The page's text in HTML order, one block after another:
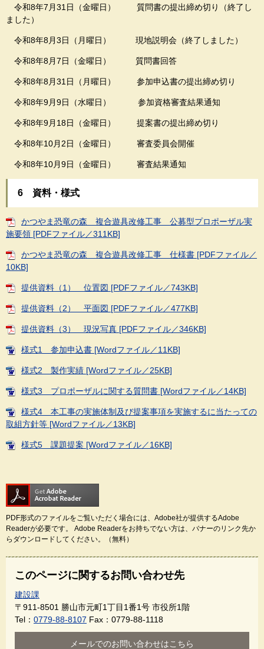
令和8年7月31日（金曜日） 質問書の提出締め切り（終了し
ました）
令和8年8月3日（月曜日） 現地説明会（終了しました）
令和8年8月7日（金曜日） 質問書回答
令和8年8月31日（月曜日） 参加申込書の提出締め切り
令和8年9月9日（水曜日） 参加資格審査結果通知
令和8年9月18日（金曜日） 提案書の提出締め切り
令和8年10月2日（金曜日） 審査委員会開催
令和8年10月9日（金曜日） 審査結果通知
6 資料・様式
かつやま恐竜の森 複合遊具改修工事 公募型プロポーザル実
施要領 [PDFファイル／311KB]
かつやま恐竜の森 複合遊具改修工事 仕様書 [PDFファイル／
10KB]
提供資料（1） 位置図 [PDFファイル／743KB]
提供資料（2） 平面図 [PDFファイル／477KB]
提供資料（3） 現況写真 [PDFファイル／346KB]
様式1 参加申込書 [Wordファイル／11KB]
様式2 製作実績 [Wordファイル／25KB]
様式3 プロポーザルに関する質問書 [Wordファイル／14KB]
様式4 本工事の実施体制及び提案事項を実施するに当たっての
取組方針等 [Wordファイル／13KB]
様式5 課題提案 [Wordファイル／16KB]
PDF形式のファイルをご覧いただく場合には、Adobe社が提供するAdobe
Readerが必要です。
Adobe Readerをお持ちでない方は、バナーのリンク先か
らダウンロードしてください。（無料）
このページに関するお問い合わせ先
建設課
〒911-8501 勝山市元町1丁目1番1号 市役所1階
Tel： 0779-88-8107 Fax：0779-88-1118
メールでのお問い合わせはこちら